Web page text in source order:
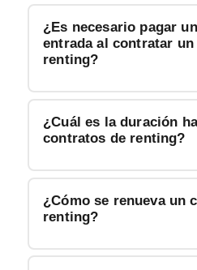
¿Es necesario pagar
entrada al contratar un
renting?
¿Cuál es la duración
contratos de renting?
¿Cómo se renueva un
renting?